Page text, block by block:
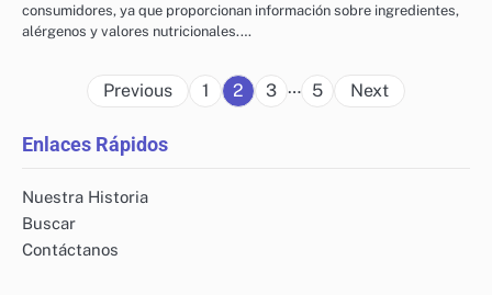
consumidores, ya que proporcionan información sobre ingredientes,
alérgenos y valores nutricionales.…
Posts
Previous 1 2 3 … 5 Next
Enlaces Rápidos
Nuestra Historia
Buscar
Contáctanos